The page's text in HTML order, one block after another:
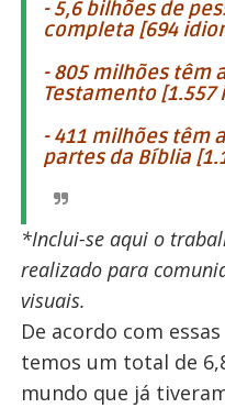
-5,6 bilhões de
completa [694
-805 milhões têm
Testamento
-411 milhões têm
partes da Bíblia
*Inclui-se aqui o
realizado para
visuais.
De acordo com
temos um total de
mundo que já